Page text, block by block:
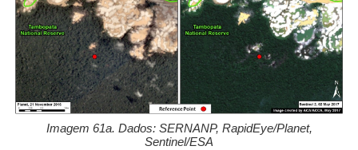
Imagem 61a. Dados: SERNANP, RapidEye/Planet,
Sentinel/ESA